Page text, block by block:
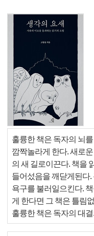
훌륭한 책은 독자의 뇌
깜짝놀라게 한다. 새로
의 새 길로이끈다. 책을
들어섰음을 깨닫게된다
욕구를 불러일으킨다.
게 한다면 그 책은 틀림
훌륭한 책은 독자의 대